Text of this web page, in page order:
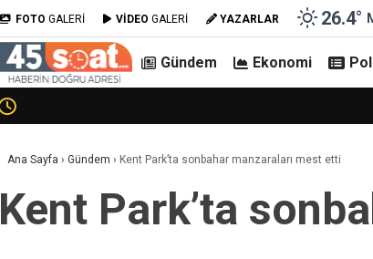
FOTO GALERİ VİDEO GALERİ YAZARLAR 26.4°
Gündem Ekonomi
Ana Sayfa › Gündem › Kent Park’ta sonbahar manzaraları mest etti
Kent Park’ta